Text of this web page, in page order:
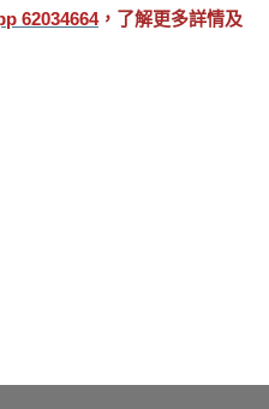
62034664，了解更多詳情及